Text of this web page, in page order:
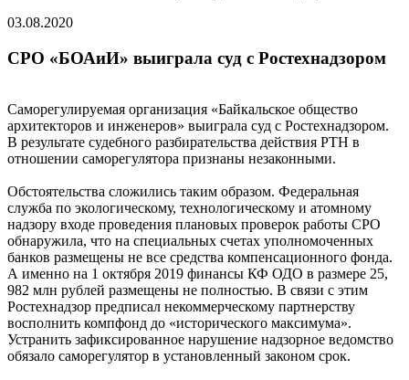
03.08.2020
СРО «БОАиИ» выиграла суд с Ростехнадзором
Саморегулируемая организация «Байкальское общество
архитекторов и инженеров» выиграла суд с Ростехнадзором.
В результате судебного разбирательства действия РТН в
отношении саморегулятора признаны незаконными.
Обстоятельства сложились таким образом. Федеральная
служба по экологическому, технологическому и атомному
надзору входе проведения плановых проверок работы СРО
обнаружила, что на специальных счетах уполномоченных
банков размещены не все средства компенсационного фонда.
А именно на 1 октября 2019 финансы КФ ОДО в размере 25,
982 млн рублей размещены не полностью. В связи с этим
Ростехнадзор предписал некоммерческому партнерству
восполнить компфонд до «исторического максимума».
Устранить зафиксированное нарушение надзорное ведомство
обязало саморегулятор в установленный законом срок.